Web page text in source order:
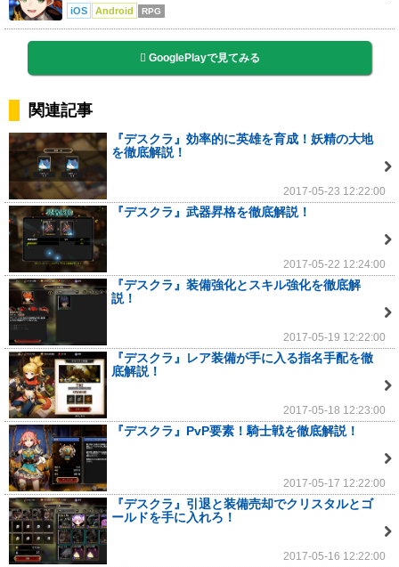
iOS Android RPG
GooglePlayで見てみる
関連記事
『デスクラ』効率的に英雄を育成！妖精の大地
を徹底解説！
2017-05-23 12:22:00
『デスクラ』武器昇格を徹底解説！
2017-05-22 12:24:00
『デスクラ』装備強化とスキル強化を徹底解
説！
2017-05-19 12:22:00
『デスクラ』レア装備が手に入る指名手配を徹
底解説！
2017-05-18 12:23:00
『デスクラ』PvP要素！騎士戦を徹底解説！
2017-05-17 12:22:00
『デスクラ』引退と装備売却でクリスタルとゴ
ールドを手に入れろ！
2017-05-16 12:22:00